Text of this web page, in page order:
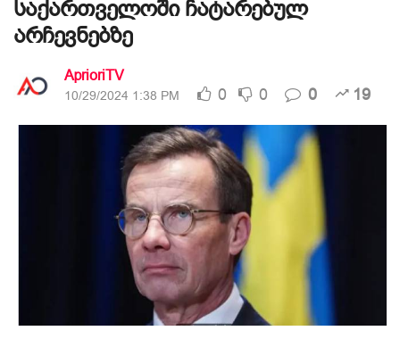
საქართველოში ჩატარებულ
არჩევნებზე
AprioriTV
10/29/2024 1:38 PM 0 0 0 19